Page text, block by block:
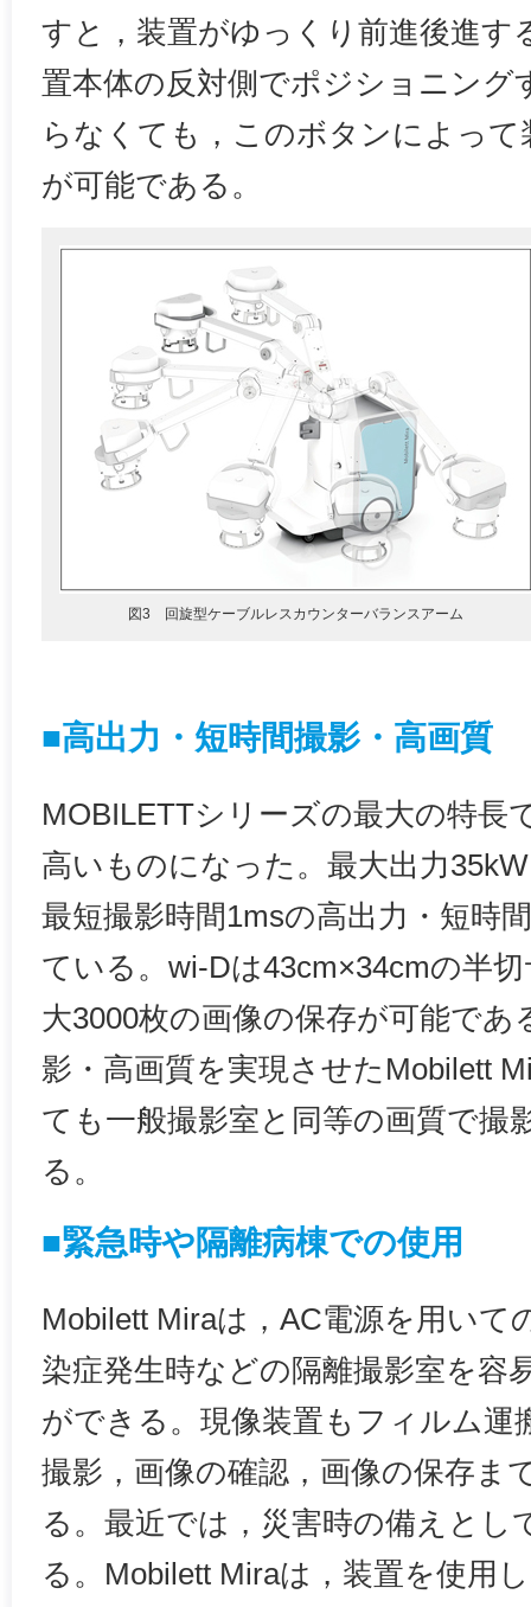
すと，装置がゆっくり前進後進す
置本体の反対側でポジショニング
らなくても，このボタンによっ
が可能である。
図3 回旋型ケーブルレスカウンターバランスアーム
■高出力・短時間撮影・高画質
MOBILETTシリーズの最大の特長
高いものになった。最大出力
最短撮影時間1msの高出力・短時
ている。wi-Dは43cm×34cmの半
大3000枚の画像の保存が可能であ
影・高画質を実現させたMobilett
ても一般撮影室と同等の画質で撮
る。
■緊急時や隔離病棟での使用
Mobilett Miraは，AC電源を用いて
染症発生時などの隔離撮影室を容
ができる。現像装置もフィルム運
撮影，画像の確認，画像の保存ま
る。最近では，災害時の備えとし
る。Mobilett Miraは，装置を使用